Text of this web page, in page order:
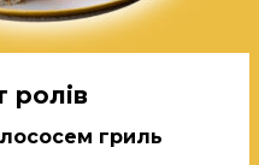
ролів
гриль